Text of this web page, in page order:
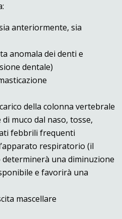
anteriormente, sia
anomala dei denti e
dentale)
della colonna vertebrale
muco dal naso, tosse,
febbrili frequenti
respiratorio (il
una diminuzione
e favorirà una
mascellare